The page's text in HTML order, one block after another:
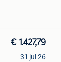
€ 1.427,79
31 jul 26